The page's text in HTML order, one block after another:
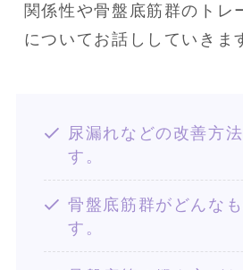
関係性や骨盤底筋群のトレ
についてお話ししていきま
尿漏れなどの改善方
す。
骨盤底筋群がどんな
す。